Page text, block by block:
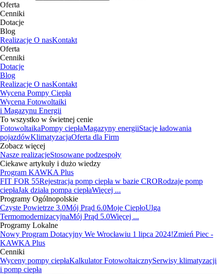
Oferta
Cenniki
Dotacje
Blog
Realizacje O nasKontakt
Oferta
Cenniki
Dotacje
Blog
Realizacje O nasKontakt
Wycena Pompy Ciepła
Wycena Fotowoltaiki
i Magazynu Energii
To wszystko w świetnej cenie
FotowoltaikaPompy ciepłaMagazyny energiiStacje ładowania
pojazdówKlimatyzacjaOferta dla Firm
Zobacz więcej
Nasze realizacjeStosowane podzespoły
Ciekawe artykuły i dużo wiedzy
Program KAWKA Plus
FIT FOR 55Rejestracja pomp ciepła w bazie CRORodzaje pomp
ciepłaJak działa pompa ciepłaWięcej ...
Programy Ogólnopolskie
Czyste Powietrze 3.0Mój Prąd 6.0Moje CiepłoUlga
TermomodernizacyjnaMój Prąd 5.0Więcej ...
Programy Lokalne
Nowy Program Dotacyjny We Wrocławiu 1 lipca 2024!Zmień Piec -
KAWKA Plus
Cenniki
Wyceny pompy ciepłaKalkulator FotowoltaicznySerwisy klimatyzacji
i pomp ciepła